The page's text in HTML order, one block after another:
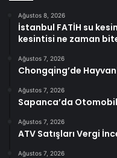
Ağustos 8, 2026
İstanbul FATİH su
kesintisi ne zaman
Ağustos 7, 2026
Chongqing’de
Ağustos 7, 2026
Sapanca’da
Ağustos 7, 2026
ATV Satışları Vergi
Ağustos 7, 2026